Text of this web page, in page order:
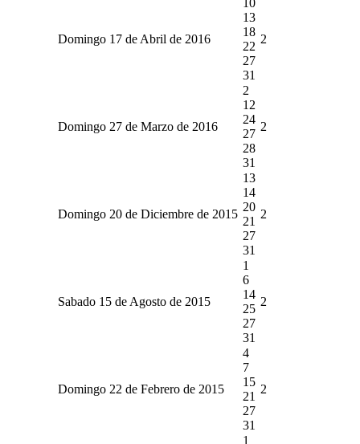
Domingo 17 de Abril de 2016
13
18
22
27
31
2
Domingo 27 de Marzo de 2016
2
12
24
27
28
31
2
Domingo 20 de Diciembre de 2015
13
14
20
21
27
31
2
Sabado 15 de Agosto de 2015
1
6
14
25
27
31
2
Domingo 22 de Febrero de 2015
4
7
15
21
27
31
2
1